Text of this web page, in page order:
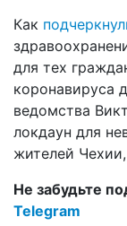
Как
для тех
коронавируса
ведомства
локдаун для
жителей
Не забудьте
Telegram